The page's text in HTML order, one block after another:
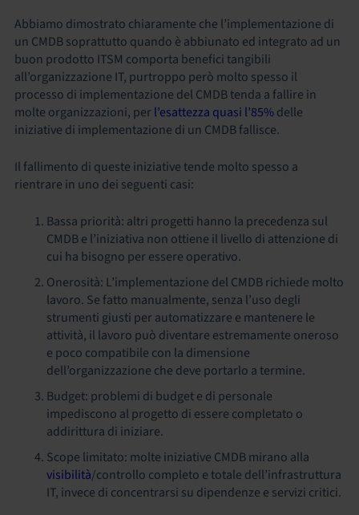
Abbiamo dimostrato chiaramente che l’implementazione di
un CMDB soprattutto quando è abbiunato ed integrato ad un
buon prodotto ITSM comporta benefici tangibili
all’organizzazione IT, purtroppo però molto spesso il
processo di implementazione del CMDB tenda a fallire in
molte organizzazioni, per l’esattezza quasi l’85%delle
iniziative di implementazione di un CMDB fallisce.
Il fallimento di queste iniziative tende molto spesso a
rientrare in uno dei seguenti casi:
Bassa priorità: altri progetti hanno la precedenza sul
CMDB e l’iniziativa non ottiene il livello di attenzione di
cui ha bisogno per essere operativo.
Onerosità: L’implementazione del CMDB richiede molto
lavoro. Se fatto manualmente, senza l’uso degli
strumenti giusti per automatizzare e mantenere le
attività, il lavoro può diventare estremamente oneroso
e poco compatibile con la dimensione
dell’organizzazione che deve portarlo a termine.
Budget: problemi di budget e di personale
impediscono al progetto di essere completato o
addirittura di iniziare.
Scope limitato: molte iniziative CMDB mirano alla
visibilità/controllo completo e totale dell’infrastruttura
IT, invece di concentrarsi su dipendenze e servizi critici.